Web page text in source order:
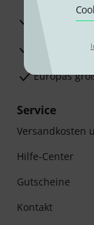
Beratung
Europas
Service
Versandkosten
Hilfe-Center
Gutscheine
Kontakt